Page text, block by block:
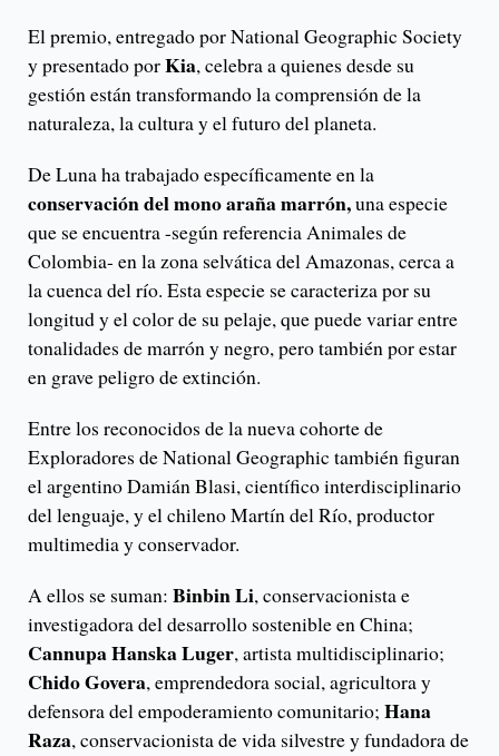
El premio, entregado por National Geographic Society
y presentado porKia, celebra a quienes desde su
gestión están transformando la comprensión de la
naturaleza, la cultura y el futuro del planeta.
De Luna ha trabajado específicamente en la
conservación del mono araña marrón,una especie
que se encuentra -según referencia Animales de
Colombia- en la zona selvática del Amazonas, cerca a
la cuenca del río. Esta especie se caracteriza por su
longitud y el color de su pelaje, que puede variar entre
tonalidades de marrón y negro, pero también por estar
en grave peligro de extinción.
Entre los reconocidos de la nueva cohorte de
Exploradores de National Geographic también figuran
el argentino Damián Blasi, científico interdisciplinario
del lenguaje, y el chileno Martín del Río, productor
multimedia y conservador.
A ellos se suman: Binbin Li, conservacionista e
investigadora del desarrollo sostenible en China;
Cannupa Hanska Luger, artista multidisciplinario;
Chido Govera, emprendedora social, agricultora y
defensora del empoderamiento comunitario; Hana
Raza, conservacionista de vida silvestre y fundadora de